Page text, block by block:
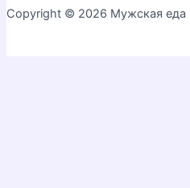
Copyright © 2026 Мужская еда |